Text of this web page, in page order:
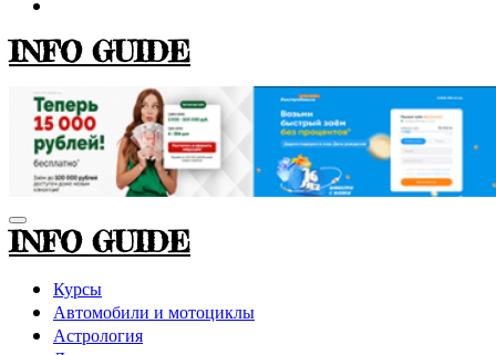
INFO GUIDE
INFO GUIDE
Курсы
Автомобили и мотоциклы
Астрология